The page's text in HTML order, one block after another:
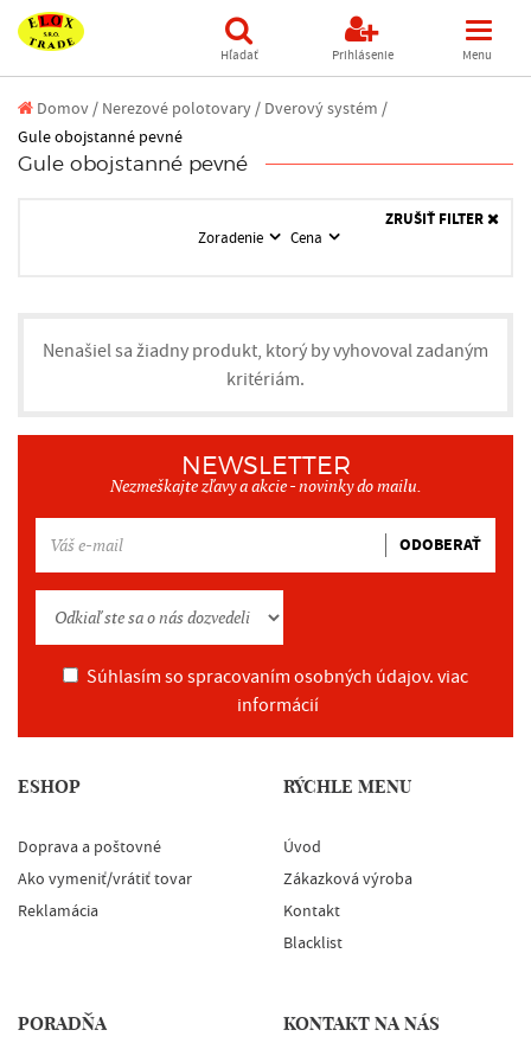
Hľadať Prihlásenie Menu
Domov/ Nerezové polotovary / Dverový systém /
Gule obojstanné pevné
Gule obojstanné pevné
Zoradenie Cena
ZRUŠIŤ FILTER
Nenašiel sa žiadny produkt, ktorý by vyhovoval zadaným
kritériám.
NEWSLETTER
Nezmeškajte zľavy a akcie - novinky do mailu.
ODOBERAŤ
Súhlasím so spracovaním osobných údajov. viac
informácií
ESHOP
Doprava a poštovné
Ako vymeniť/vrátiť tovar
Reklamácia
RÝCHLE MENU
Úvod
Zákazková výroba
Kontakt
Blacklist
PORADŇA KONTAKT NA NÁS